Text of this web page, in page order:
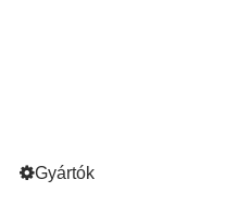
Gyártók